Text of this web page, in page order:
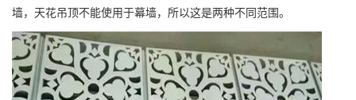
墙，天花吊顶不能使用于幕墙，所以这是两种不同范围。